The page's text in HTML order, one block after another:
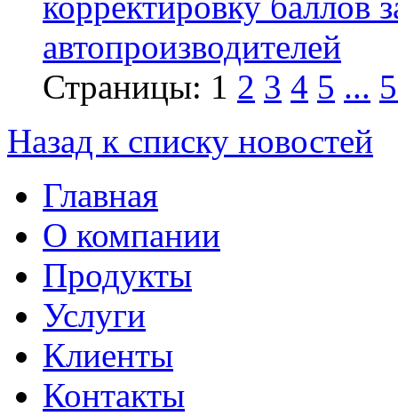
автопроизводителей
Страницы: 1 2 3 4 5 ...
Назад к списку новостей
Главная
О компании
Продукты
Услуги
Клиенты
Контакты